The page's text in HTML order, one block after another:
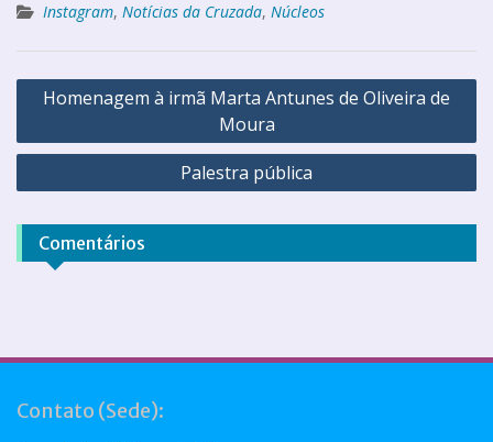
Instagram, Notícias da Cruzada, Núcleos
Homenagem à irmã Marta Antunes de Oliveira de
Moura
Palestra pública
Comentários
Contato (Sede):